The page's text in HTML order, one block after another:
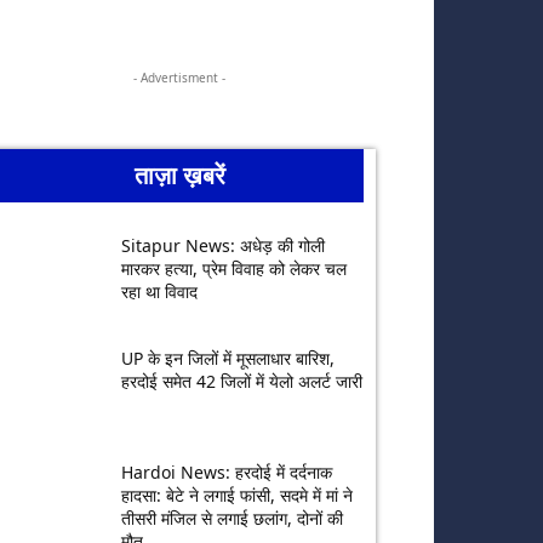
- Advertisment -
ताज़ा ख़बरें
Sitapur News: अधेड़ की गोली
मारकर हत्या, प्रेम विवाह को लेकर चल
रहा था विवाद
UP के इन जिलों में मूसलाधार बारिश,
हरदोई समेत 42 जिलों में येलो अलर्ट जारी
Hardoi News: हरदोई में दर्दनाक
हादसा: बेटे ने लगाई फांसी, सदमे में मां ने
तीसरी मंजिल से लगाई छलांग, दोनों की